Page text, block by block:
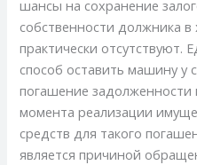
шансы на сохранение
собственности должника в
практически отсутствуют.
способ оставить машину у
погашение
момента реализации
средств для такого
является причиной